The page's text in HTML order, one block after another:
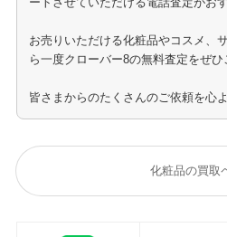
お売りいただける化粧品やコスメ、
ら一度クローバー8の無料査定をぜひ
皆さまからのたくさんのご依頼を心
化粧品の買取